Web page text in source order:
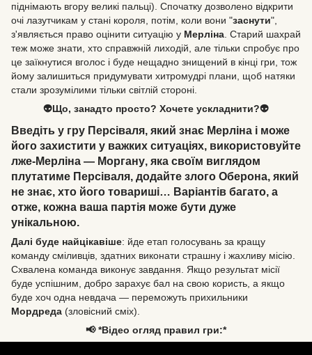
піднімають вгору великі пальці). Спочатку дозволено відкрити
очі лазутчикам у стані короля, потім, коли вони "заснути",
з'являється право оцінити ситуацію у Мерліна . Старий шахрай
теж може знати, хто справжній лиходій, але тільки спробує про
це заїкнутися вголос і буде нещадно знищений в кінці гри, тож
йому залишиться придумувати хитромудрі плани, щоб натяки
стали зрозумілими тільки світлій стороні.
👽Що, занадто просто? Хочете ускладнити?👽
Введіть у гру Персіваля, який знає Мерліна і може
його захистити у важких ситуаціях, використовуйте
лже-Мерліна — Моргану, яка своїм виглядом
плутатиме Персіваля, додайте злого Оберона, який
не знає, хто його товариші… Варіантів багато, а
отже, кожна ваша партія може бути дуже
унікальною.
Далі буде найцікавіше: йде етап голосувань за кращу
команду сміливців, здатних виконати страшну і жахливу місію.
Схвалена команда виконує завдання. Якщо результат місії
буде успішним, добро зарахує бал на свою користь, а якщо
буде хоч одна невдача — переможуть прихильники
Мордреда (зловісний сміх).
📢 *Відео огляд правил гри:*